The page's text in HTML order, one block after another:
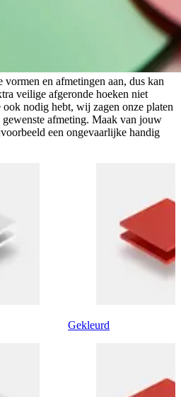
en afmetingen aan, dus kan
veilige afgeronde hoeken niet
nodig hebt, wij zagen onze platen
afmeting. Maak van jouw
een ongevaarlijke handig
Gekleurd